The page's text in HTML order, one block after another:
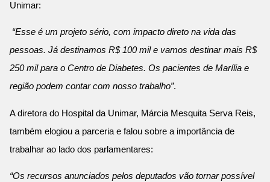
Unimar:
“Esse é um projeto sério, com impacto direto na vida das
pessoas. Já destinamos R$ 100 mil e vamos destinar mais R$
250 mil para o Centro de Diabetes. Os pacientes de Marília e
região podem contar com nosso trabalho”.
A diretora do Hospital da Unimar, Márcia Mesquita Serva Reis,
também elogiou a parceria e falou sobre a importância de
trabalhar ao lado dos parlamentares:
“Os recursos anunciados pelos deputados vão tornar possível